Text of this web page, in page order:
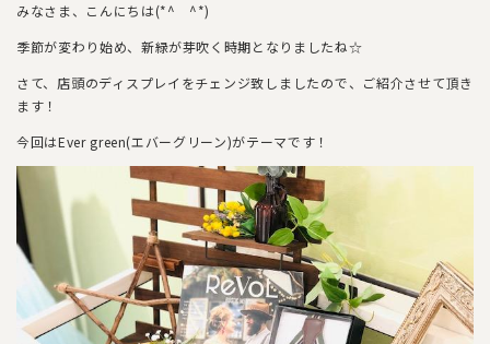
みなさま、こんにちは(*^ ^*)
季節が変わり始め、新緑が芽吹く時期となりましたね☆
さて、店頭のディスプレイをチェンジ致しましたので、ご紹介させて頂き
ます！
今回はEver green(エバーグリーン)がテーマです！